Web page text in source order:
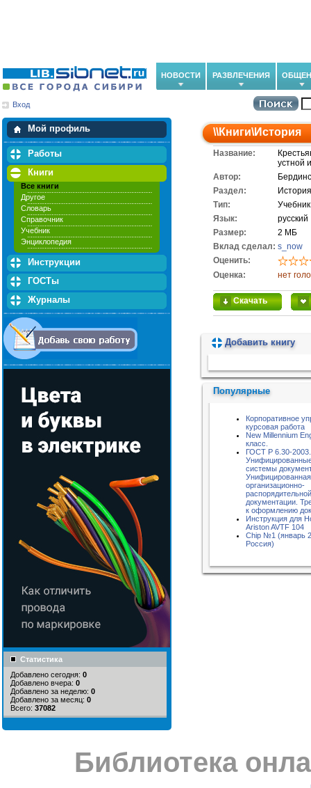
НОВОСТИ РАЗВЛЕЧЕНИЯ
Вход
Мой профиль
Мои закладки
Работы
Книги
Все книги
Другое
Словарь
Справочник
Учебник
Энциклопедия
Инструкции
ГОСТы
Журналы
Статистика
Добавлено сегодня: 0
Добавлено вчера: 0
Добавлено за неделю: 0
Добавлено за месяц: 0
Всего: 37082
\\Книги\История
Название:
устной
Автор:
Раздел:
История
Тип:
Учебник
Язык:
русский
Размер:
2 МБ
Вклад сделал: s_now
Оценить:
Оценка:
нет
Скачать
Добавить книгу
Популярные
Корпоративное
курсовая работа
New Millennium
класс.
ГОСТ Р 6.30-2003.
системы
организационно-
распорядительной
документации.
к оформлению
Инструкция для
Ariston AVTF 104
Chip №1 (январь
Россия)
Библиотека